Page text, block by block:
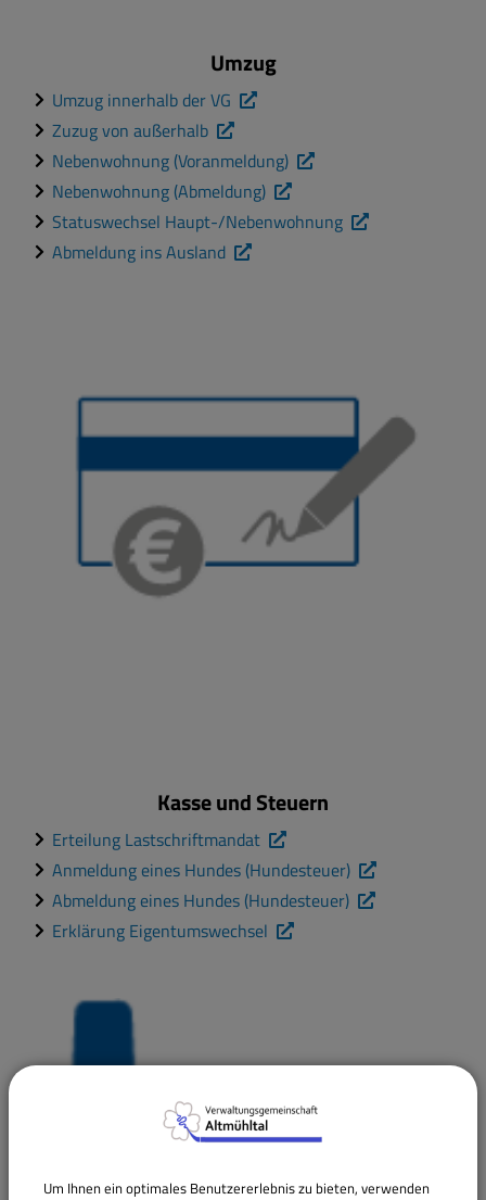
Umzug
Umzug innerhalb der VG
Zuzug von außerhalb
Nebenwohnung (Voranmeldung)
Nebenwohnung (Abmeldung)
Statuswechsel Haupt-/Nebenwohnung
Abmeldung ins Ausland
Kasse und Steuern
Erteilung Lastschriftmandat
Anmeldung eines Hundes (Hundesteuer)
Abmeldung eines Hundes (Hundesteuer)
Erklärung Eigentumswechsel
Um Ihnen ein optimales Benutzererlebnis zu bieten, verwenden